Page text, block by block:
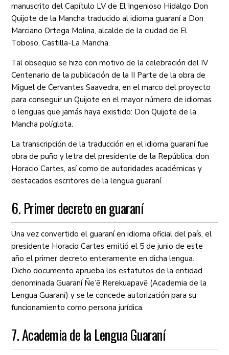
manuscrito del Capítulo LV de El Ingenioso Hidalgo Don
Quijote de la Mancha traducido al idioma guaraní a Don
Marciano Ortega Molina, alcalde de la ciudad de El
Toboso, Castilla-La Mancha.
Tal obsequio se hizo con motivo de la celebración del IV
Centenario de la publicación de la II Parte de la obra de
Miguel de Cervantes Saavedra, en el marco del proyecto
para conseguir un Quijote en el mayor número de idiomas
o lenguas que jamás haya existido: Don Quijote de la
Mancha políglota.
La transcripción de la traducción en el idioma guaraní fue
obra de puño y letra del presidente de la República, don
Horacio Cartes, así como de autoridades académicas y
destacados escritores de la lengua guaraní.
6. Primer decreto en guaraní
Una vez convertido el guaraní en idioma oficial del país, el
presidente Horacio Cartes emitió el 5 de junio de este
año el primer decreto enteramente en dicha lengua.
Dicho documento aprueba los estatutos de la entidad
denominada Guaraní Ñe’ẽ Rerekuapavẽ (Academia de la
Lengua Guaraní) y se le concede autorización para su
funcionamiento como persona jurídica.
7. Academia de la Lengua Guaraní